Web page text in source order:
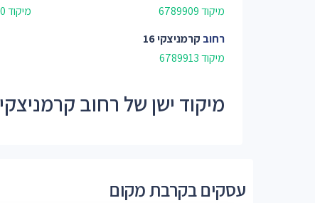
מיקוד 6789909
מיקוד 6789910
רחוב קרמניצקי 16
מיקוד 6789913
מיקוד ישן של רחוב קרמניצקי -
עסקים בקרבת מקום